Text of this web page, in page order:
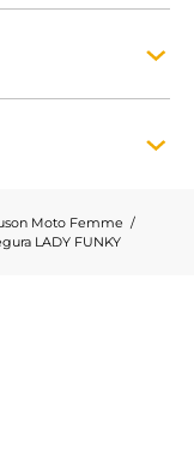
Moto Femme
LADY FUNKY